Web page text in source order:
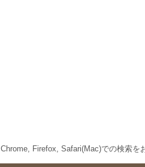
Chrome, Firefox, Safari(Mac)での検索を